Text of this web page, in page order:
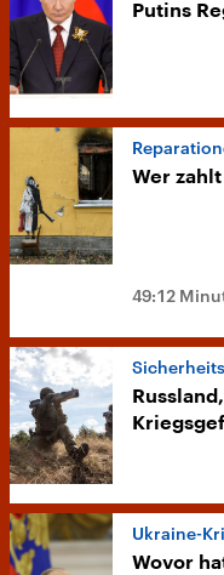
Putins
Wer
49:12
Ukraine-
Wovor